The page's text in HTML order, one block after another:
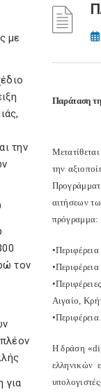
με
την
τον
για
Παράταση
την
αιτήσεων
πρόγραμμα:
Αιγαίο,
Η δράση
ελληνικών